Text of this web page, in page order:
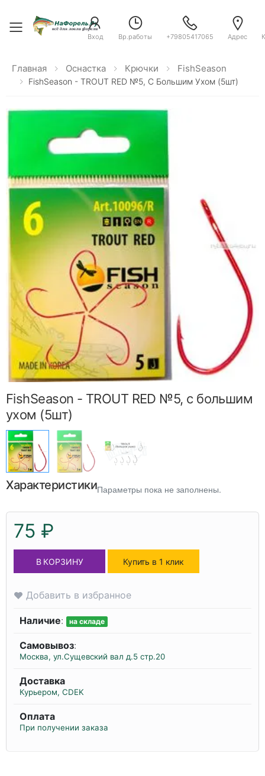
Toggle menu
Вход Вр.работы +79805417065 Адрес
Главная Оснастка Крючки FishSeason
FishSeason - TROUT RED №5, C Большим Ухом (5шт)
FishSeason - TROUT RED №5, c большим
ухом (5шт)
ХарактеристикиПараметры пока не заполнены.
75 ₽
В КОРЗИНУ Купить в 1 клик
Добавить в избранное
Наличие: на складе
Самовывоз:
Москва, ул.Сущевский вал д.5 стр.20
Доставка
Курьером, CDEK
Оплата
При получении заказа